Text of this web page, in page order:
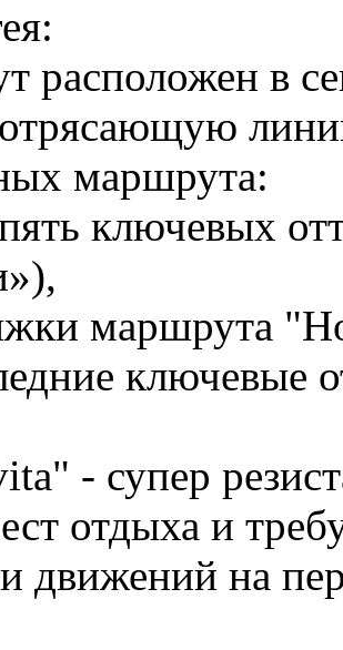
расположен в
маршрута:
ключевых
маршрута
ключевые
- супер
отдыха и
движений на